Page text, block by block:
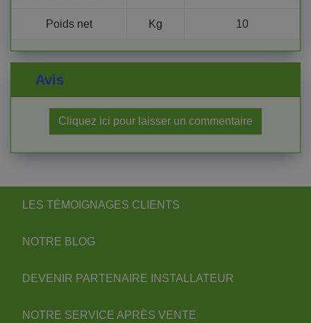
Poids net Kg 10
Avis
Cliquez ici pour laisser un commentaire
LES TÉMOIGNAGES CLIENTS
NOTRE BLOG
DEVENIR PARTENAIRE INSTALLATEUR
NOTRE SERVICE APRÈS VENTE